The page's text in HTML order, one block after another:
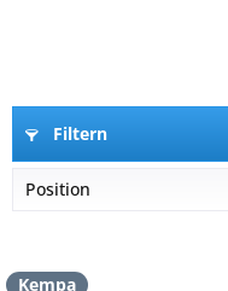
Filtern
Kempa